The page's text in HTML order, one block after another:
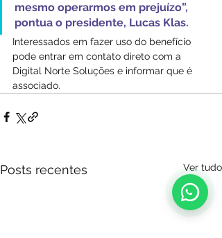
mesmo operarmos em prejuízo”,
pontua o presidente, Lucas Klas.
Interessados em fazer uso do benefício
pode entrar em contato direto com a
Digital Norte Soluções e informar que é
associado.
Posts recentes Ver tudo